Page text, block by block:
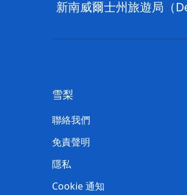
新南威爾士州旅遊局（
雪梨
聯絡我們
免責聲明
隱私
Cookie 通知